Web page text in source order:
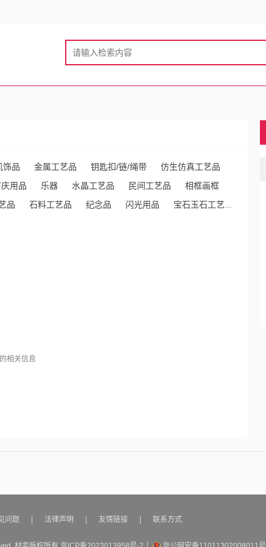
饰品 金属工艺品 钥匙扣/链/绳带
仿生仿真工艺品
用品 乐器 水晶工艺品 民间工艺品
相框画框
品 石料工艺品 纪念品 闪光用品
宝石玉石工艺
相关信息
问题 法律声明 友情链接 联系方式